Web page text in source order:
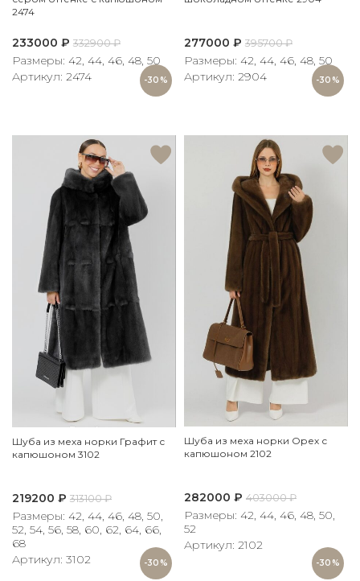
-30%
2474
233000 ₽ 332900₽
Размеры: 42, 44, 46, 48, 50
Артикул: 2474
-30%
277000 ₽ 395700₽
Размеры: 42, 44, 46, 48, 50
Артикул: 2904
-30%
Шуба из меха норки Графит с
капюшоном 3102
219200 ₽ 313100₽
Размеры: 42, 44, 46, 48, 50,
52, 54, 56, 58, 60, 62, 64, 66,
68
Артикул: 3102
-30%
Шуба из меха норки Орех с
капюшоном 2102
282000 ₽ 403000₽
Размеры: 42, 44, 46, 48, 50,
52
Артикул: 2102